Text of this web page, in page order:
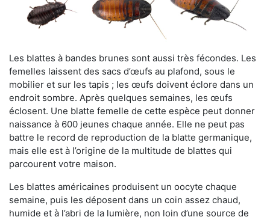
Les blattes à bandes brunes sont aussi très fécondes. Les
femelles laissent des sacs d’œufs au plafond, sous le
mobilier et sur les tapis ; les œufs doivent éclore dans un
endroit sombre. Après quelques semaines, les œufs
éclosent. Une blatte femelle de cette espèce peut donner
naissance à 600 jeunes chaque année. Elle ne peut pas
battre le record de reproduction de la blatte germanique,
mais elle est à l’origine de la multitude de blattes qui
parcourent votre maison.
Les blattes américaines produisent un oocyte chaque
semaine, puis les déposent dans un coin assez chaud,
humide et à l’abri de la lumière, non loin d’une source de